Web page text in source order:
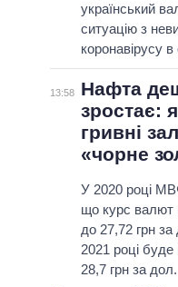
український
ситуацію з
коронавірусу в
13:58
Нафта
зростає:
гривні
«чорне
У 2020 році
що курс валют
до 27,72 грн
2021 році буде
28,7 грн за дол.